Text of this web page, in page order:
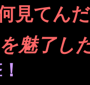
見てん
魅了し